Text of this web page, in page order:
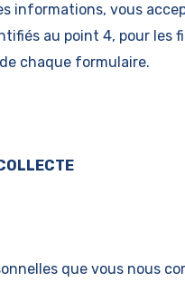
informations, vous
au point 4, pour les
chaque formulaire.
que vous nous